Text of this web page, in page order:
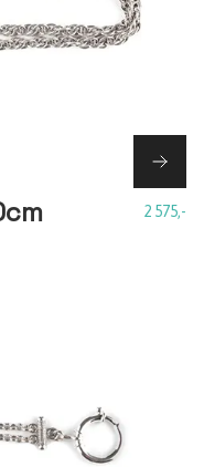
2 575,-